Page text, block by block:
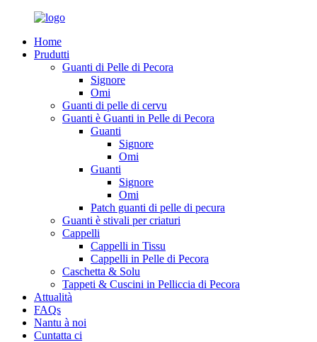
Home
Prudutti
Guanti di Pelle di Pecora
Signore
Omi
Guanti di pelle di cervu
Guanti è Guanti in Pelle di Pecora
Guanti
Signore
Omi
Guanti
Signore
Omi
Patch guanti di pelle di pecura
Guanti è stivali per criaturi
Cappelli
Cappelli in Tissu
Cappelli in Pelle di Pecora
Caschetta & Solu
Tappeti & Cuscini in Pelliccia di Pecora
Attualità
FAQs
Nantu à noi
Cuntatta ci